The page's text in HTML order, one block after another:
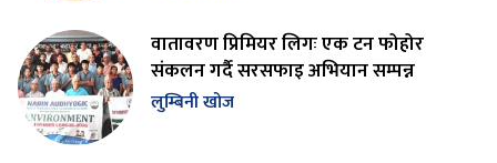
वातावरण प्रिमियर लिगः एक टन फोहोर
संकलन गर्दै सरसफाइ अभियान सम्पन्न
लुम्बिनी खोज